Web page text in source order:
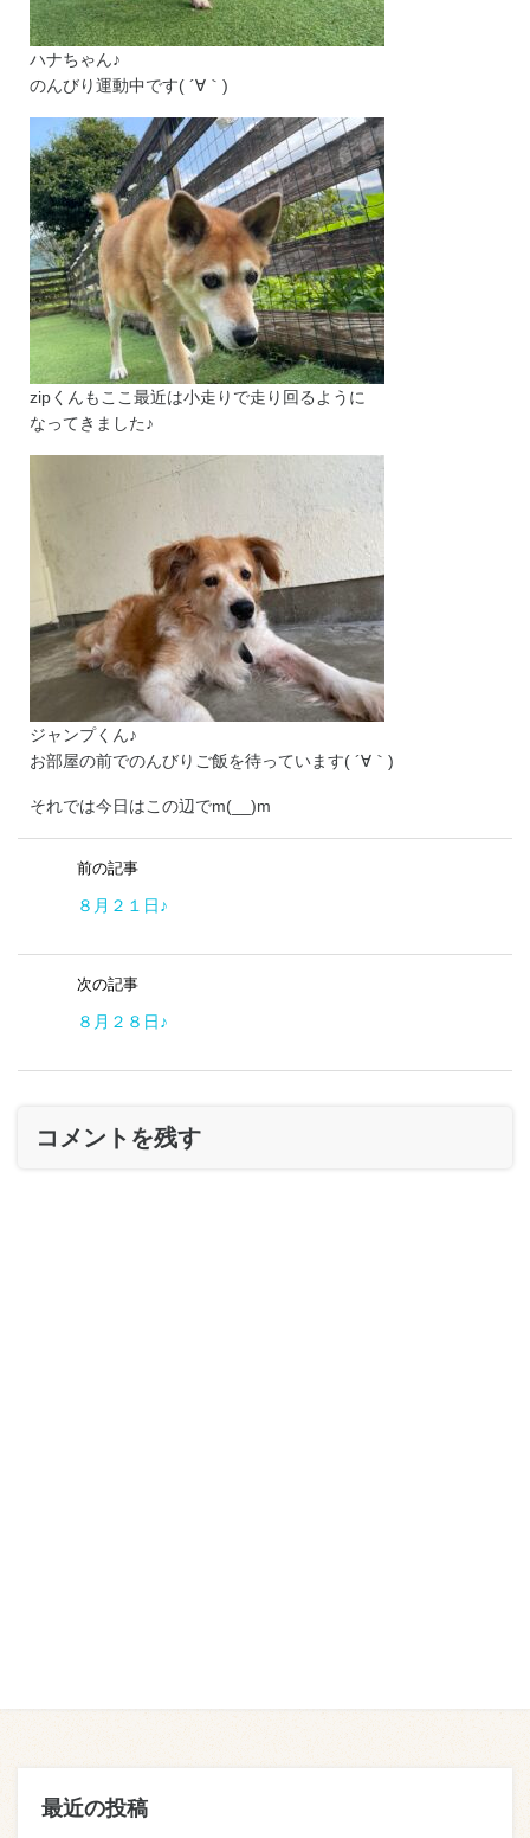
ハナちゃん♪
のんびり運動中です( ´∀｀)
zipくんもここ最近は小走りで走り回るように
なってきました♪
ジャンプくん♪
お部屋の前でのんびりご飯を待っています( ´∀｀)
それでは今日はこの辺でm(__)m
前の記事
８月２１日♪
次の記事
８月２８日♪
コメントを残す
最近の投稿